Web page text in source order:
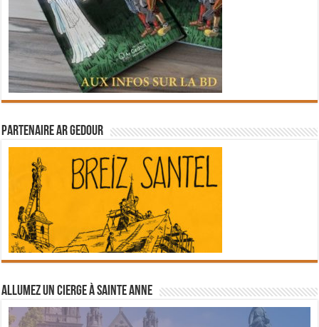
Partenaire Ar Gedour
Allumez un cierge à Sainte Anne